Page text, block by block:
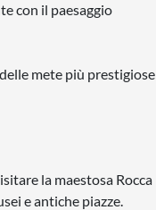
con il paesaggio
mete più prestigiose
la maestosa Rocca
e antiche piazze.